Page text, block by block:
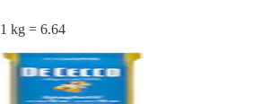
1 kg = 6.64